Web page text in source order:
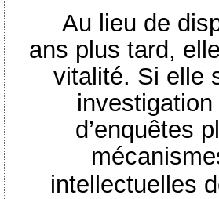
Au lieu de
ans plus tard,
vitalité. Si elle
d’enquêtes
intellectuelles